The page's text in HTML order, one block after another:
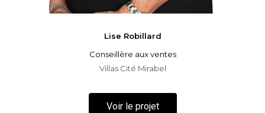
Lise Robillard
Conseillère aux ventes
Villas Cité Mirabel
Voir le projet